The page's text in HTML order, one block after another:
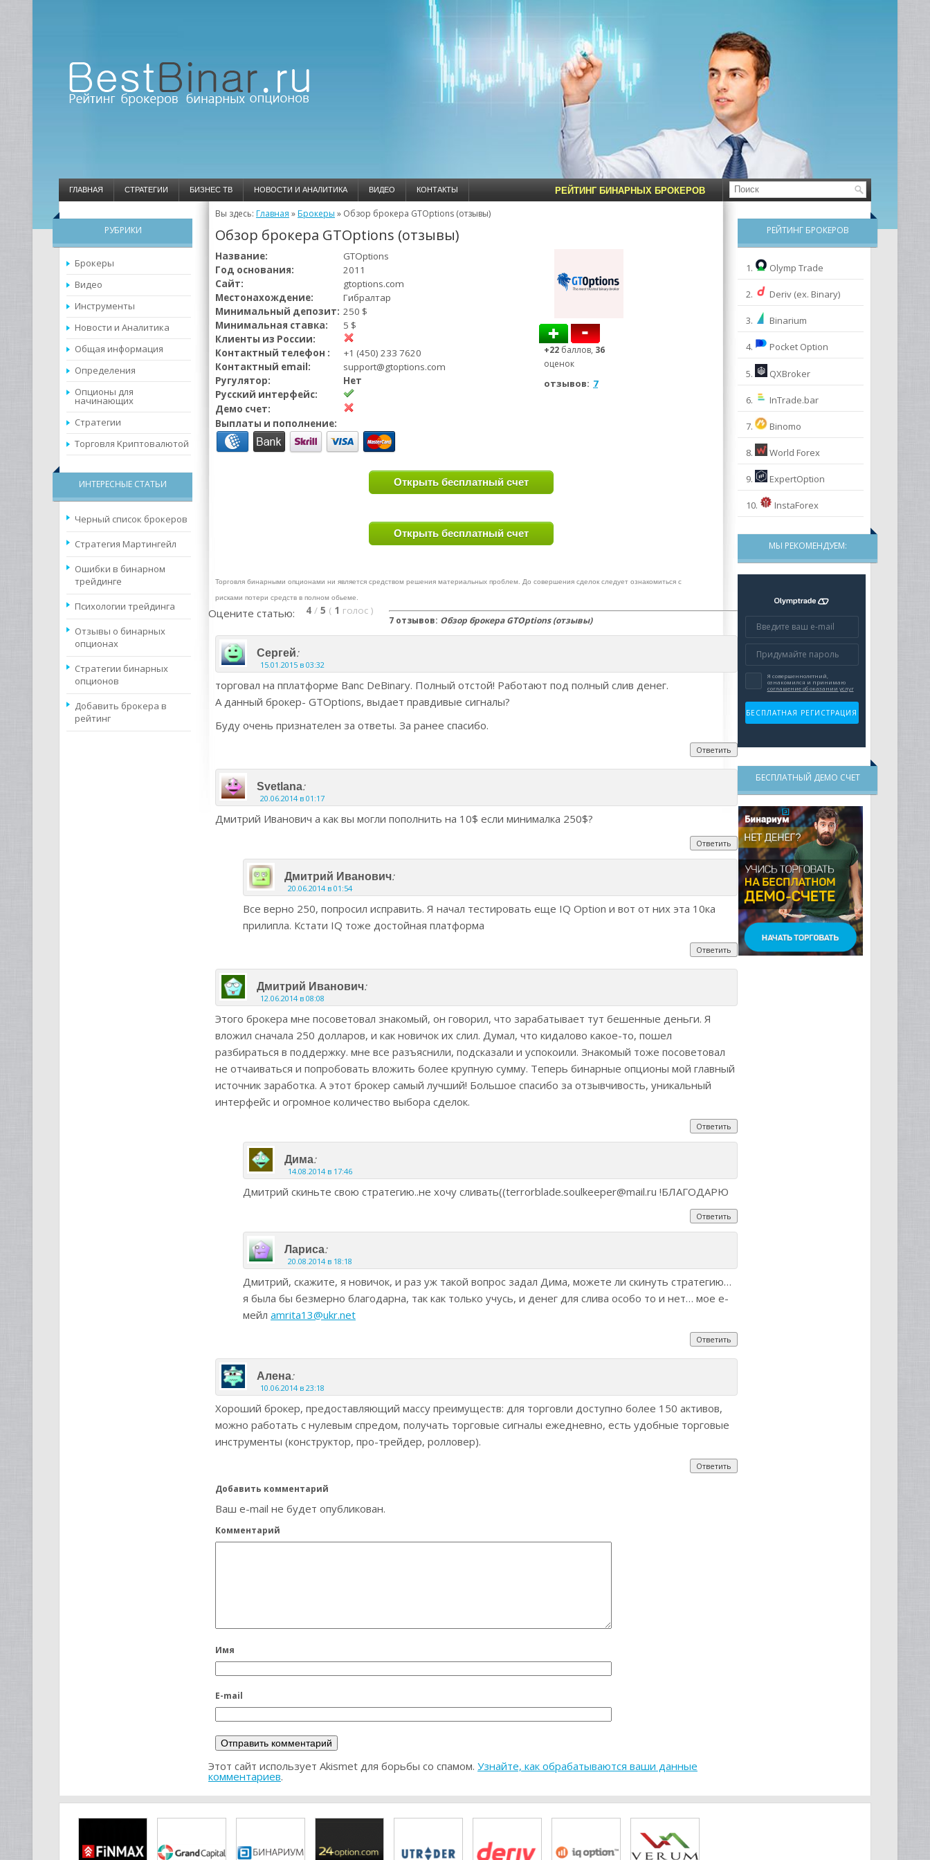
ГЛАВНАЯ СТРАТЕГИИ БИЗНЕС ТВ НОВОСТИ И АНАЛИТИКА ВИДЕО КОНТАКТЫ РЕЙТИНГ БИНАРНЫХ БРОКЕРОВ
РУБРИКИ
Брокеры
Видео
Инструменты
Новости и Аналитика
Общая информация
Определения
Опционы для
начинающих
Стратегии
Торговля Kриптовалютой
ИНТЕРЕСНЫЕ СТАТЬИ
Черный список брокеров
Cтратегия Мартингейл
Ошибки в бинарном
трейдинге
Психологии трейдинга
Отзывы о бинарных
опционах
Стратегии бинарных
опционов
Добавить брокера в
рейтинг
Вы здесь: Главная »Брокеры » Обзор брокера GTOptions (отзывы)
Обзор брокера GTOptions (отзывы)
Название:
GTOptions
Год основания:
2011
Сайт:
gtoptions.com
Местонахождение:
Гибралтар
Минимальный депозит: 250 $
Минимальная ставка:
5 $
Клиенты из России:
Контактный телефон :
+1 (450) 233 7620
Контактный email:
support@gtoptions.com
Ругулятор:
Нет
Русский интерфейс:
Демо счет:
Выплаты и пополнение:
+22 баллов, 36
оценок
отзывов: 7
Открыть бесплатный счет
Открыть бесплатный счет
Торговля бинарными опционами ни является средством решения материальных проблем. До совершения сделок следует ознакомиться с
рисками потери средств в полном обьеме.
Оцените статью: 4 / 5 ( 1 голос )
7 отзывов: Обзор брокера GTOptions (отзывы)
Сергей:
15.01.2015 в 03:32
торговал на пплатформе Banc DeBinary. Полный отстой! Работают под полный слив денег.
А данный брокер- GTOptions, выдает правдивые сигналы?
Буду очень признателен за ответы. За ранее спасибо.
Ответить
Svetlana:
20.06.2014 в 01:17
Дмитрий Иванович а как вы могли пополнить на 10$ если минималка 250$?
Ответить
Дмитрий Иванович:
20.06.2014 в 01:54
Все верно 250, попросил исправить. Я начал тестировать еще IQ Option и вот от них эта 10ка
прилипла. Кстати IQ тоже достойная платформа
Ответить
Дмитрий Иванович:
12.06.2014 в 08:08
Этого брокера мне посоветовал знакомый, он говорил, что зарабатывает тут бешенные деньги. Я
вложил сначала 250 долларов, и как новичок их слил. Думал, что кидалово какое-то, пошел
разбираться в поддержку. мне все разъяснили, подсказали и успокоили. Знакомый тоже посоветовал
не отчаиваться и попробовать вложить более крупную сумму. Теперь бинарные опционы мой главный
источник заработка. А этот брокер самый лучший! Большое спасибо за отзывчивость, уникальный
интерфейс и огромное количество выбора сделок.
Ответить
Дима:
14.08.2014 в 17:46
Дмитрий скиньте свою стратегию..не хочу сливать((terrorblade.soulkeeper@mail.ru !БЛАГОДАРЮ
Ответить
Лариса:
20.08.2014 в 18:18
Дмитрий, скажите, я новичок, и раз уж такой вопрос задал Дима, можете ли скинуть стратегию…
я была бы безмерно благодарна, так как только учусь, и денег для слива особо то и нет… мое е-
мейл amrita13@ukr.net
Ответить
Алена:
10.06.2014 в 23:18
Хороший брокер, предоставляющий массу преимуществ: для торговли доступно более 150 активов,
можно работать с нулевым спредом, получать торговые сигналы ежедневно, есть удобные торговые
инструменты (конструктор, про-трейдер, ролловер).
Ответить
Добавить комментарий
Ваш e-mail не будет опубликован.
Комментарий
Имя
E-mail
Этот сайт использует Akismet для борьбы со спамом. Узнайте, как обрабатываются ваши данные
комментариев.
РЕЙТИНГ БРОКЕРОВ
1. Olymp Trade
2. Deriv (ex. Binary)
3. Binarium
4. Pocket Option
5. QXBroker
6. InTrade.bar
7. Binomo
8. World Forex
9. ExpertOption
10. InstaForex
МЫ РЕКОМЕНДУЕМ:
БЕСПЛАТНЫЙ ДЕМО СЧЕТ